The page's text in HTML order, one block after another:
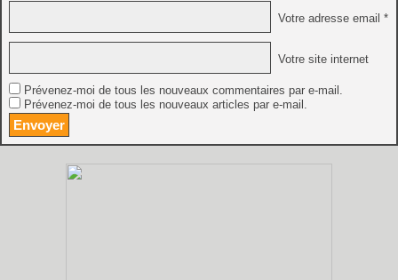
Votre adresse email *
Votre site internet
Prévenez-moi de tous les nouveaux commentaires par e-mail.
Prévenez-moi de tous les nouveaux articles par e-mail.